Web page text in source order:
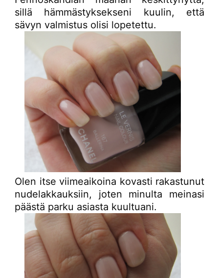
sillä hämmästyksekseni kuulin, että
sävyn valmistus olisi lopetettu.
Olen itse viimeaikoina kovasti rakastunut
nudelakkauksiin, joten minulta meinasi
päästä parku asiasta kuultuani.